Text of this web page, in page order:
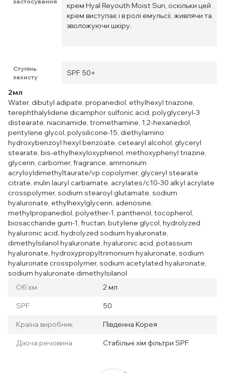
крем Hyal Reyouth Moist Sun, оскільки цей
крем виступає і в ролі емульсії, живлячи та
зволожуючи шкіру.
Ступінь
захисту
SPF 50+
2мл
Water, dibutyl adipate, propanediol, ethylhexyl triazone,
terephthalylidene dicamphor sulfonic acid, polyglyceryl-3
distearate, niacinamide, tromethamine, 1,2-hexanediol,
pentylene glycol, polysilicone-15, diethylamino
hydroxybenzoyl hexyl benzoate, cetearyl alcohol, glyceryl
stearate, bis-ethylhexyloxyphenol, methoxyphenyl triazine,
glycerin, carbomer, fragrance, ammonium
acryloyldimethyltaurate/vp copolymer, glyceryl stearate
citrate, inulin lauryl carbamate, acrylates/c10-30 alkyl acrylate
crosspolymer, sodium stearoyl glutamate, sodium
hyaluronate, ethylhexylglycerin, adenosine,
methylpropanediol, polyether-1, panthenol, tocopherol,
biosaccharide gum-1, fructan, butylene glycol, hydrolyzed
hyaluronic acid, hydrolyzed sodium hyaluronate,
dimethylsilanol hyaluronate, hyaluronic acid, potassium
hyaluronate, hydroxypropyltrimonium hyaluronate, sodium
hyaluronate crosspolymer, sodium acetylated hyaluronate,
sodium hyaluronate dimethylsilanol
Об'єм
2 мл
SPF 50
Країна виробник Південна Корея
Діюча речовина Стабільні хім фільтри SPF